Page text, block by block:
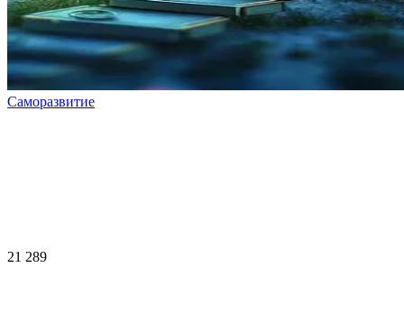
Саморазвитие
21 289